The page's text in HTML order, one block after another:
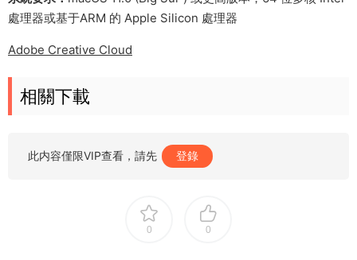
處理器或基于ARM 的 Apple Silicon 處理器
Adobe Creative Cloud
相關下載
此内容僅限VIP查看，請先 登錄
0 0